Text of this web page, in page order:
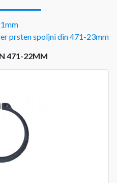
prsten spoljni din 471-23mm
471-22MM